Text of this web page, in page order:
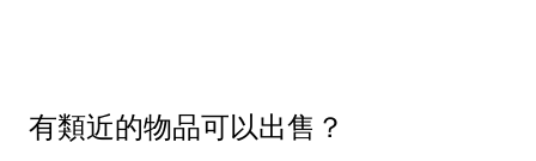
有類近的物品可以出售？